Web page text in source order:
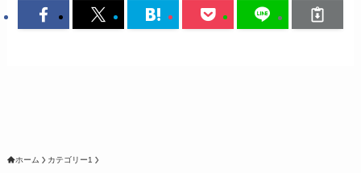
ホーム カテゴリー1